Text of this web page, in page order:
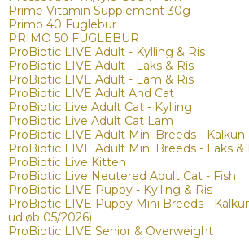
Prime Vitamin Supplement 30g
Primo 40 Fuglebur
PRIMO 50 FUGLEBUR
ProBiotic LIVE Adult - Kylling & Ris
ProBiotic LIVE Adult - Laks & Ris
ProBiotic LIVE Adult - Lam & Ris
ProBiotic LIVE Adult And Cat
ProBiotic Live Adult Cat - Kylling
ProBiotic Live Adult Cat Lam
ProBiotic LIVE Adult Mini Breeds - Kalkun
ProBiotic LIVE Adult Mini Breeds - Laks &
ProBiotic Live Kitten
ProBiotic Live Neutered Adult Cat - Fish
ProBiotic LIVE Puppy - Kylling & Ris
ProBiotic LIVE Puppy Mini Breeds -
udløb 05/2026)
ProBiotic LIVE Senior & Overweight